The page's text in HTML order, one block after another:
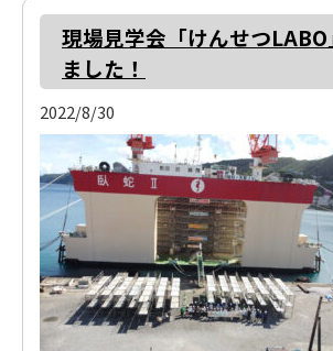
現場見学会「けんせつ
ました！
2022/8/30